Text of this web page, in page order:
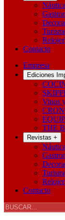
Náutica
Contacto
Empresa
Ediciones
Vinos
THE
Revistas +
Náutica
Contacto